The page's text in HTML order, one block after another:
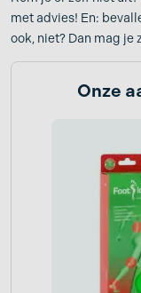
met advies! En:
ook, niet? Dan mag je
Onze